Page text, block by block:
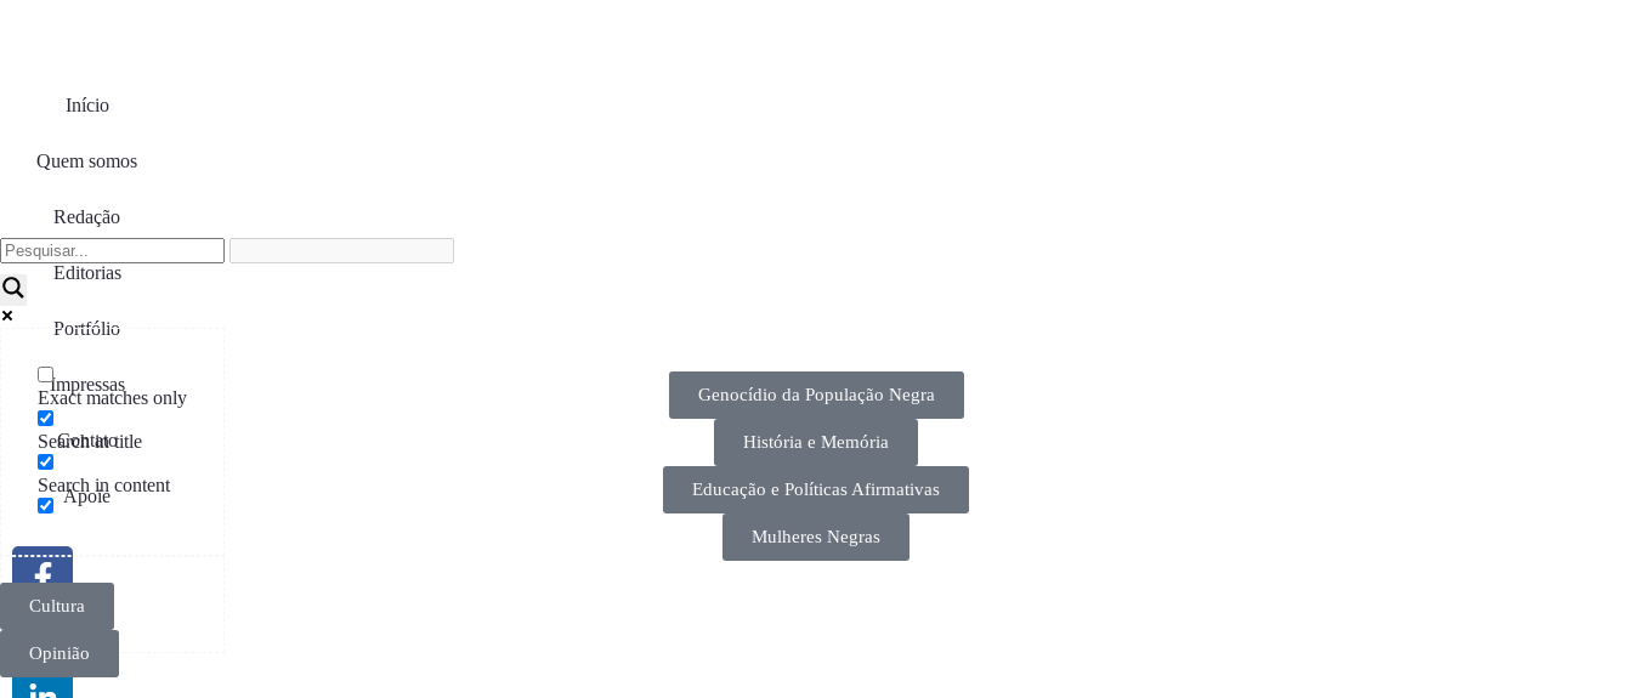
Início
Quem somos
Redação
Editorias
Portfólio
Impressas
Contato
Apoie
Exact matches only
Search in title
Search in content
Genocídio da População Negra
História e Memória
Educação e Políticas Afirmativas
Mulheres Negras
Cultura
Opinião